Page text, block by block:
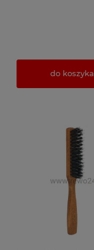
do koszyka